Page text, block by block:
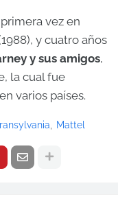
vez en
y cuatro años
y sus amigos,
la cual fue
varios países.
Mattel